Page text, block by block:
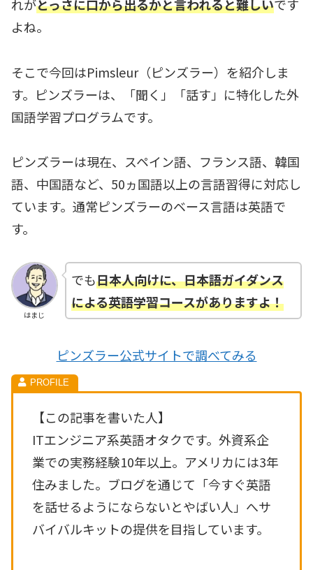
れがとっさに口から出るかと言われると難しいです
よね。
そこで今回はPimsleur（ピンズラー）を紹介しま
す。ピンズラーは、「聞く」「話す」に特化した外
国語学習プログラムです。
ピンズラーは現在、スペイン語、フランス語、韓国
語、中国語など、50ヵ国語以上の言語習得に対応し
ています。通常ピンズラーのベース言語は英語で
す。
はまじ
でも日本人向けに、日本語ガイダンス
による英語学習コースがありますよ！
ピンズラー公式サイトで調べてみる
【この記事を書いた人】
ITエンジニア系英語オタクです。外資系企
業での実務経験10年以上。アメリカには3年
住みました。ブログを通じて「今すぐ英語
を話せるようにならないとやばい人」へサ
バイバルキットの提供を目指しています。